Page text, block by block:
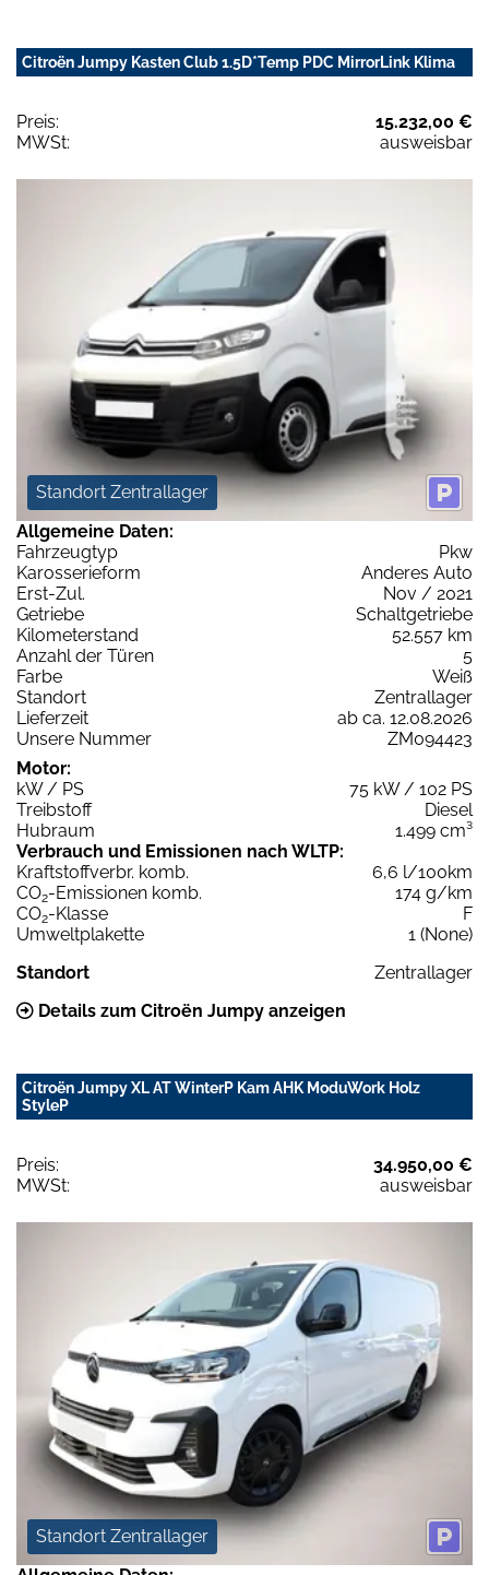
Citroën Jumpy Kasten Club 1.5D*Temp PDC MirrorLink Klima
Preis:
15.232,00 €
MWSt:
ausweisbar
Standort Zentrallager
Allgemeine Daten:
Fahrzeugtyp
Pkw
Karosserieform
Anderes Auto
Erst-Zul.
Nov / 2021
Getriebe
Schaltgetriebe
Kilometerstand
52.557 km
Anzahl der Türen
5
Farbe
Weiß
Standort
Zentrallager
Lieferzeit
ab ca. 12.08.2026
Unsere Nummer
ZM094423
Motor:
kW / PS
75 kW / 102 PS
Treibstoff
Diesel
Hubraum
1.499 cm³
Verbrauch und Emissionen nach WLTP:
Kraftstoffverbr. komb.
6,6 l/100km
CO2-Emissionen komb.
174 g/km
CO2-Klasse
F
Umweltplakette
1 (None)
Standort
Zentrallager
Details zum Citroën Jumpy anzeigen
Citroën Jumpy XL AT WinterP Kam AHK ModuWork Holz
StyleP
Preis:
34.950,00 €
MWSt:
ausweisbar
Standort Zentrallager